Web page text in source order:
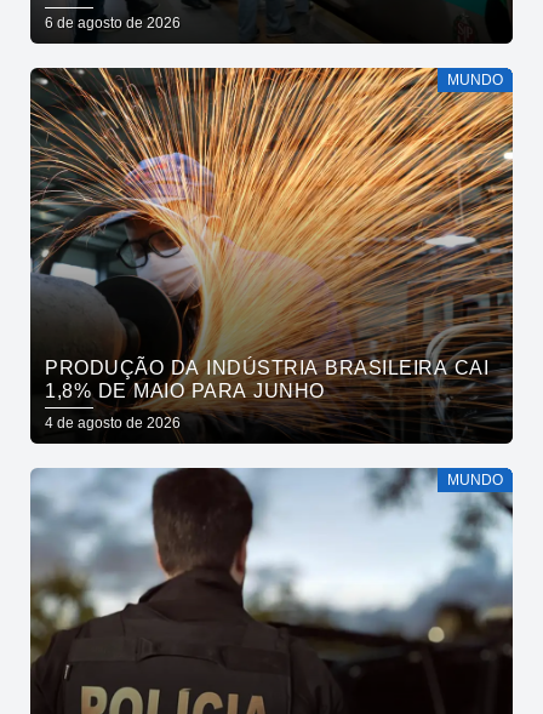
6 de agosto de 2026
MUNDO
PRODUÇÃO DA INDÚSTRIA BRASILEIRA CAI
1,8% DE MAIO PARA JUNHO
4 de agosto de 2026
MUNDO